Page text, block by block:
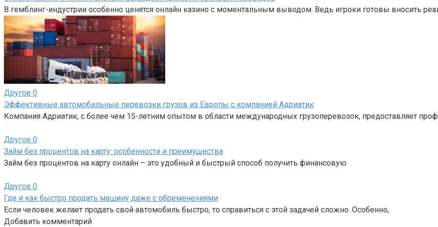
В гемблинг-индустрии особенно ценятся онлайн казино с моментальным выводом. Ведь игроки готовы вносить
Другое 0
Эффективные автомобильные перевозки грузов из Европы с компанией Адриатик
Компания Адриатик, с более чем 15-летним опытом в области международных грузоперевозок, предоставляет
Другое 0
Займ без процентов на карту: особенности и преимущества
Займ без процентов на карту онлайн – это удобный и быстрый способ получить финансовую
Другое 0
Где и как быстро продать машину даже с обременениями
Если человек желает продать свой автомобиль быстро, то справиться с этой задачей сложно. Особенно,
Добавить комментарий